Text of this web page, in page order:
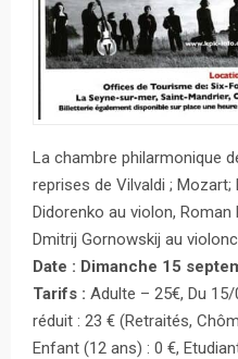
La chambre philarmonique
reprises de Vilvaldi ;
Didorenko au violon,
Dmitrij Gornowskij au
Date : Dimanche 15
Tarifs : Adulte – 25€, Du
réduit : 23 € (Retraités,
Enfant (12 ans) : 0 €,